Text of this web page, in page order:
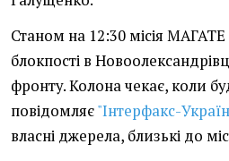
Станом на 12:30 місія
блокпості в
фронту. Колона чекає, коли
повідомляє"Інтерфакс-
власні джерела, близькі до